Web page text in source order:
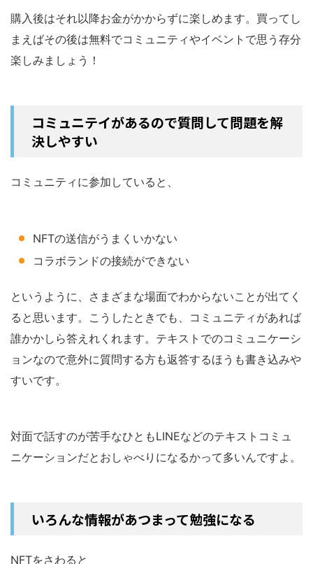
購入後はそれ以降お金がかからずに楽しめます。買ってし
まえばその後は無料でコミュニティやイベントで思う存分
楽しみましょう！
コミュニテイがあるので質問して問題を解
決しやすい
コミュニティに参加していると、
NFTの送信がうまくいかない
コラボランドの接続ができない
というように、さまざまな場面でわからないことが出てく
ると思います。こうしたときでも、コミュニティがあれば
誰かかしら答えれくれます。テキストでのコミュニケーシ
ョンなので意外に質問する方も返答するほうも書き込みや
すいです。
対面で話すのが苦手なひともLINEなどのテキストコミュ
ニケーションだとおしゃべりになるかって多いんですよ。
いろんな情報があつまって勉強になる
NFTをさわると